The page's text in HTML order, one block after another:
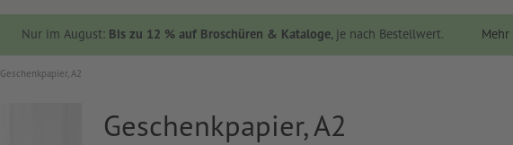
Nur im August: Bis zu 12 % auf Broschüren & Kataloge, je nach Bestellwert.
Geschenkpapier, A2
Geschenkpapier, A2